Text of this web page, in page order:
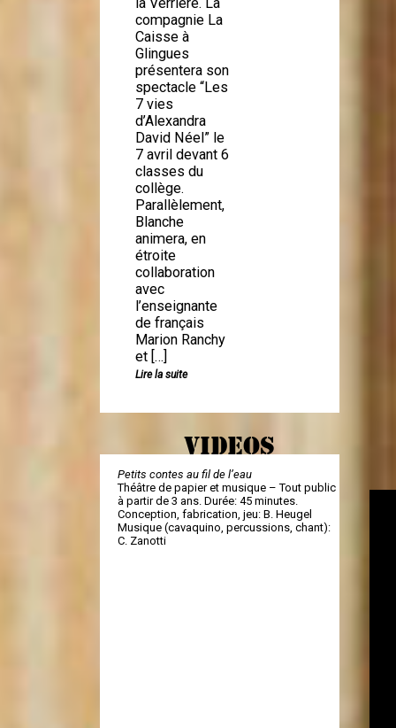
compagnie La
Caisse à
Glingues
présentera son
spectacle “Les
7 vies
d’Alexandra
David Néel” le
7 avril devant 6
classes du
collège.
Parallèlement,
Blanche
animera, en
étroite
collaboration
avec
l’enseignante
de français
Marion Ranchy
et […]
Lire la suite
VIDEOS
Petits contes au fil de l’eau
Théâtre de papier et musique – Tout public
à partir de 3 ans. Durée: 45 minutes.
Conception, fabrication, jeu: B. Heugel
Musique (cavaquino, percussions, chant):
C. Zanotti